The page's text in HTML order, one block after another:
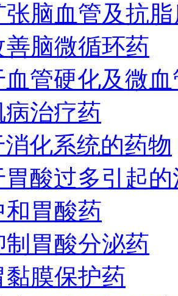
张脑血管及抗
善脑微循环药
血管硬化及微
病治疗药
化系统的药物
胃酸过多引起
和胃酸药
制胃酸分泌药
黏膜保护药